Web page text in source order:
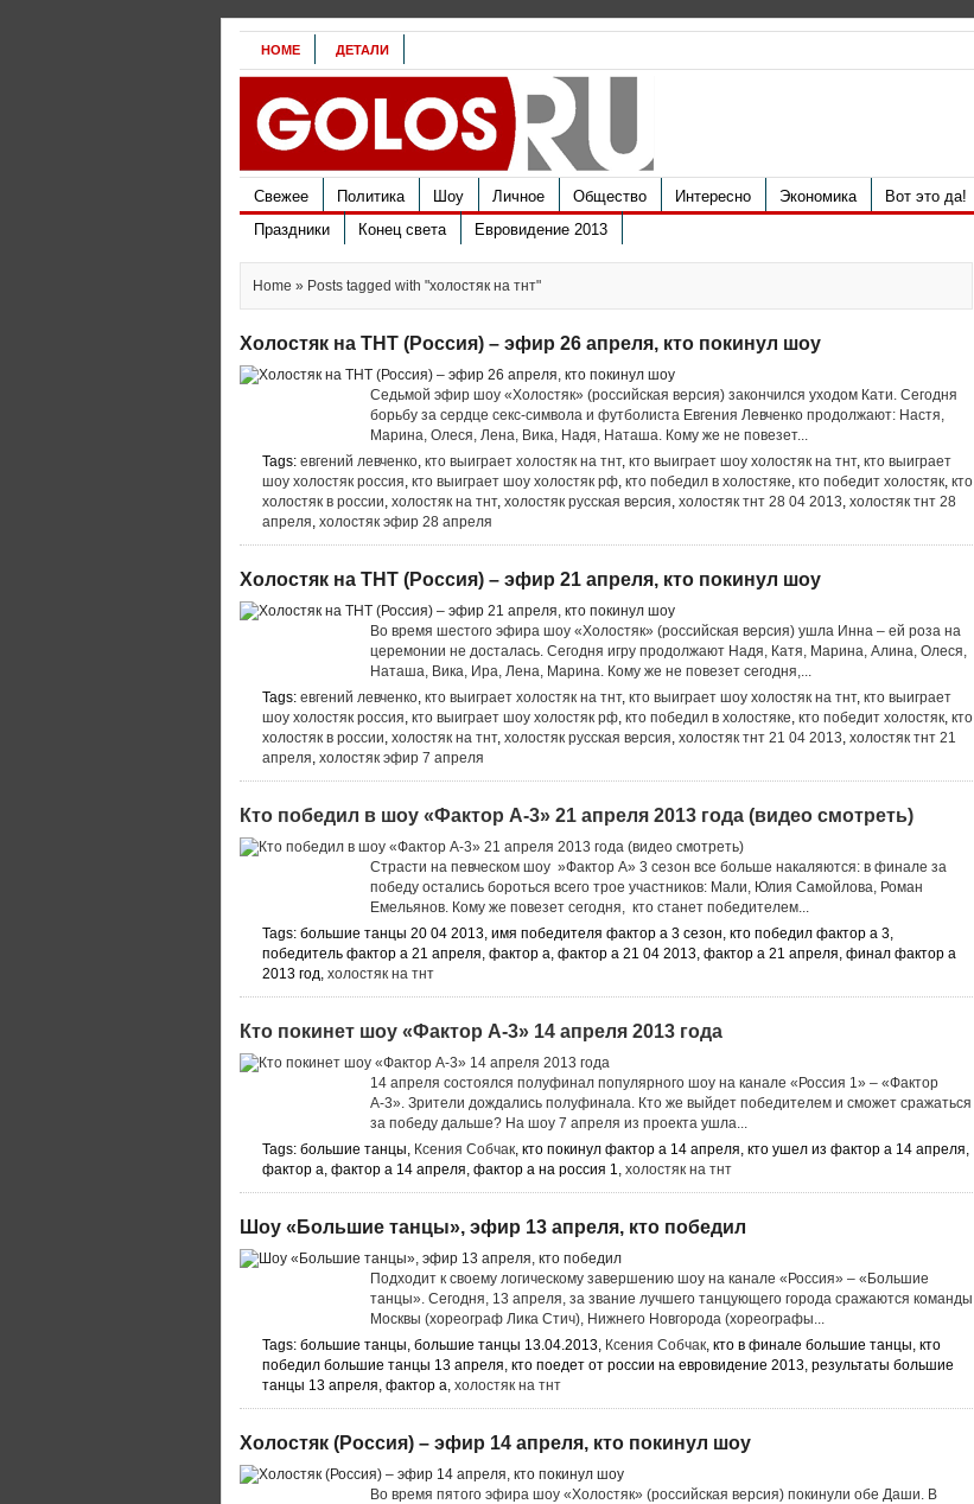
HOME ДЕТАЛИ
Свежее Политика Шоу Личное Общество Интересно Экономика Вот это да!
Праздники
Конец света Евровидение 2013
Home » Posts tagged with "холостяк на тнт"
Холостяк на ТНТ (Россия) – эфир 26 апреля, кто покинул шоу
Седьмой эфир шоу «Холостяк» (российская версия) закончился уходом Кати. Сегодня
борьбу за сердце секс-символа и футболиста Евгения Левченко продолжают: Настя,
Марина, Олеся, Лена, Вика, Надя, Наташа. Кому же не повезет...
Tags: евгений левченко, кто выиграет холостяк на тнт, кто выиграет шоу холостяк на тнт, кто выиграет
шоу холостяк россия, кто выиграет шоу холостяк рф, кто победил в холостяке, кто победит холостяк, кто
холостяк в россии, холостяк на тнт, холостяк русская версия, холостяк тнт 28 04 2013, холостяк тнт 28
апреля, холостяк эфир 28 апреля
Холостяк на ТНТ (Россия) – эфир 21 апреля, кто покинул шоу
Во время шестого эфира шоу «Холостяк» (российская версия) ушла Инна – ей роза на
церемонии не досталась. Сегодня игру продолжают Надя, Катя, Марина, Алина, Олеся,
Наташа, Вика, Ира, Лена, Марина. Кому же не повезет сегодня,...
Tags: евгений левченко, кто выиграет холостяк на тнт, кто выиграет шоу холостяк на тнт, кто выиграет
шоу холостяк россия, кто выиграет шоу холостяк рф, кто победил в холостяке, кто победит холостяк, кто
холостяк в россии, холостяк на тнт, холостяк русская версия, холостяк тнт 21 04 2013, холостяк тнт 21
апреля, холостяк эфир 7 апреля
Кто победил в шоу «Фактор А-3» 21 апреля 2013 года (видео смотреть)
Страсти на певческом шоу »Фактор А» 3 сезон все больше накаляются: в финале за
победу остались бороться всего трое участников: Мали, Юлия Самойлова, Роман
Емельянов. Кому же повезет сегодня, кто станет победителем...
Tags: большие танцы 20 04 2013, имя победителя фактор а 3 сезон, кто победил фактор а 3,
победитель фактор а 21 апреля, фактор а, фактор а 21 04 2013, фактор а 21 апреля, финал фактор а
2013 год, холостяк на тнт
Кто покинет шоу «Фактор А-3» 14 апреля 2013 года
14 апреля состоялся полуфинал популярного шоу на канале «Россия 1» – «Фактор
А-3». Зрители дождались полуфинала. Кто же выйдет победителем и сможет сражаться
за победу дальше? На шоу 7 апреля из проекта ушла...
Tags: большие танцы, Ксения Собчак, кто покинул фактор а 14 апреля, кто ушел из фактор а 14 апреля,
фактор а, фактор а 14 апреля, фактор а на россия 1, холостяк на тнт
Шоу «Большие танцы», эфир 13 апреля, кто победил
Подходит к своему логическому завершению шоу на канале «Россия» – «Большие
танцы». Сегодня, 13 апреля, за звание лучшего танцующего города сражаются команды
Москвы (хореограф Лика Стич), Нижнего Новгорода (хореографы...
Tags: большие танцы, большие танцы 13.04.2013, Ксения Собчак, кто в финале большие танцы, кто
победил большие танцы 13 апреля, кто поедет от россии на евровидение 2013, результаты большие
танцы 13 апреля, фактор а, холостяк на тнт
Холостяк (Россия) – эфир 14 апреля, кто покинул шоу
Во время пятого эфира шоу «Холостяк» (российская версия) покинули обе Даши. В